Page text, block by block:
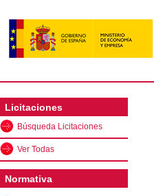
Licitaciones
Búsqueda Licitaciones
Ver Todas
Normativa